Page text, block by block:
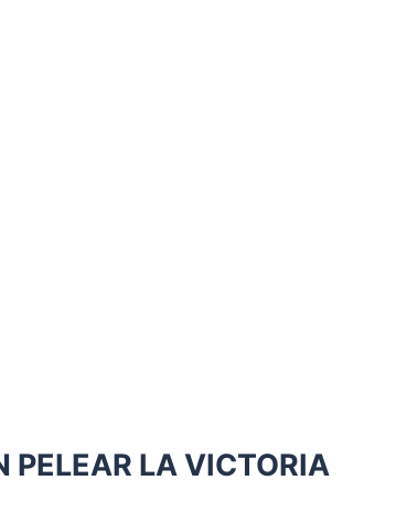
PELEAR LA VICTORIA